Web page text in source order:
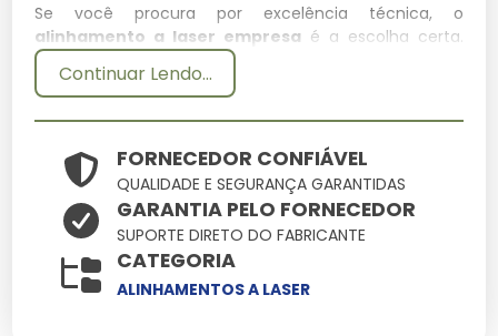
Se você procura por excelência técnica, o
alinhamento a laser empresa é a escolha certa.
Desenvolvido para suportar condições extremas, este
item integra nosso catálogo como uma das soluções
Especificações Técnicas
Atributo Detalhes
Componentes
Ligas metálicas
Continuar Lendo...
FORNECEDOR CONFIÁVEL
QUALIDADE E SEGURANÇA GARANTIDAS
GARANTIA PELO FORNECEDOR
SUPORTE DIRETO DO FABRICANTE
CATEGORIA
ALINHAMENTOS A LASER